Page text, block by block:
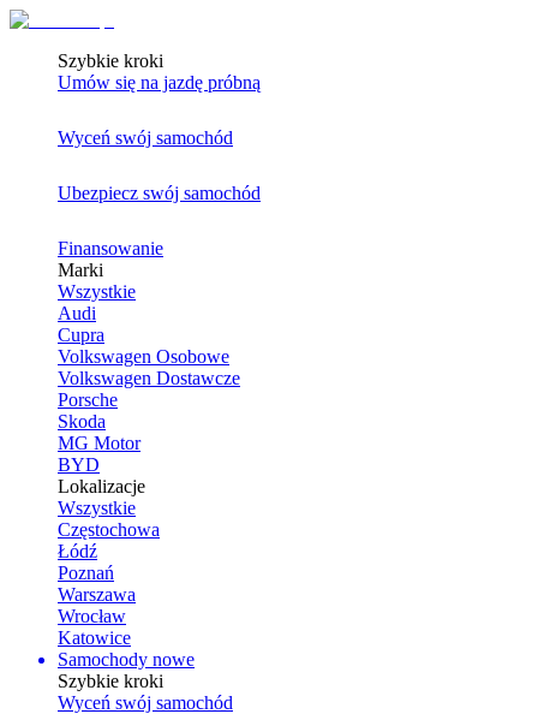
Szybkie kroki
Umów się na jazdę próbną
Wyceń swój samochód
Ubezpiecz swój samochód
Finansowanie
Marki
Wszystkie
Audi
Cupra
Volkswagen Osobowe
Volkswagen Dostawcze
Porsche
Skoda
MG Motor
BYD
Lokalizacje
Wszystkie
Częstochowa
Łódź
Poznań
Warszawa
Wrocław
Katowice
Samochody nowe
Szybkie kroki
Wyceń swój samochód